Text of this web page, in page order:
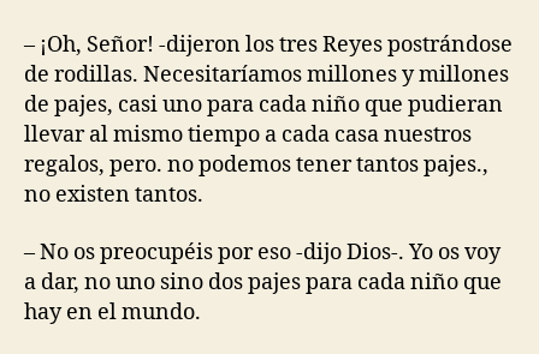
– ¡Oh, Señor! -dijeron los tres Reyes postrándose
de rodillas. Necesitaríamos millones y millones
de pajes, casi uno para cada niño que pudieran
llevar al mismo tiempo a cada casa nuestros
regalos, pero. no podemos tener tantos pajes.,
no existen tantos.
– No os preocupéis por eso -dijo Dios-. Yo os voy
a dar, no uno sino dos pajes para cada niño que
hay en el mundo.